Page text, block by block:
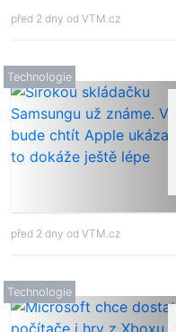
před 2 dny od VTM.cz
Technologie
před 2 dny od VTM.cz
Technologie